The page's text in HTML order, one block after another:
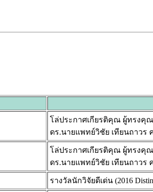
โล่ประกาศเกียรติคุณ ผู้ทรง
ดร.นายแพทย์วิชัย เทียนถาว
โล่ประกาศเกียรติคุณ ผู้ทรง
ดร.นายแพทย์วิชัย เทียนถาว
รางวัลนักวิจัยดีเด่น (2016